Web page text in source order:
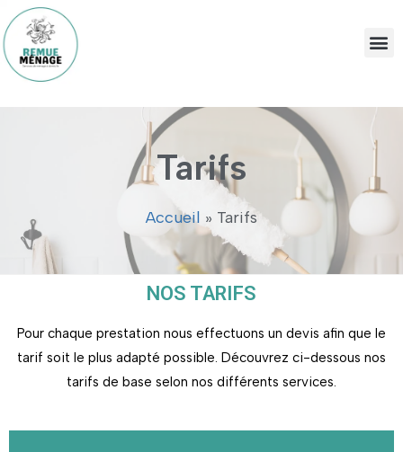
Tarifs
Accueil » Tarifs
NOS TARIFS
Pour chaque prestation nous effectuons un devis afin que le
tarif soit le plus adapté possible. Découvrez ci-dessous nos
tarifs de base selon nos différents services.